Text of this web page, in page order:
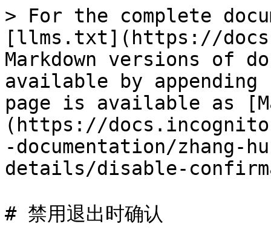
> For the complete
[llms.txt](https://
Markdown versions of
available by
page is available as
(https://
-documentation/
details/disable-
# 禁用退出时确认